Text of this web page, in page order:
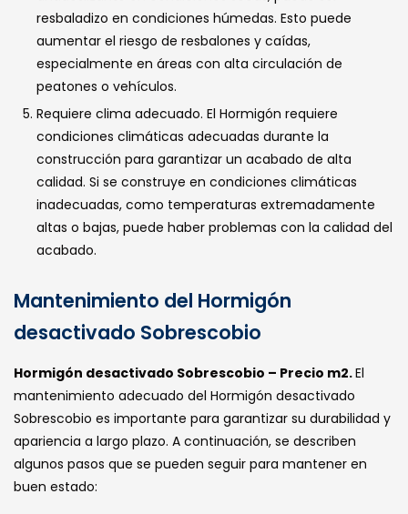
resbaladizo en condiciones húmedas. Esto puede
aumentar el riesgo de resbalones y caídas,
especialmente en áreas con alta circulación de
peatones o vehículos.
Requiere clima adecuado. El Hormigón requiere
condiciones climáticas adecuadas durante la
construcción para garantizar un acabado de alta
calidad. Si se construye en condiciones climáticas
inadecuadas, como temperaturas extremadamente
altas o bajas, puede haber problemas con la calidad del
acabado.
Mantenimiento del Hormigón
desactivado Sobrescobio
Hormigón desactivado Sobrescobio – Precio m2.El
mantenimiento adecuado del Hormigón desactivado
Sobrescobio es importante para garantizar su durabilidad y
apariencia a largo plazo. A continuación, se describen
algunos pasos que se pueden seguir para mantener en
buen estado: